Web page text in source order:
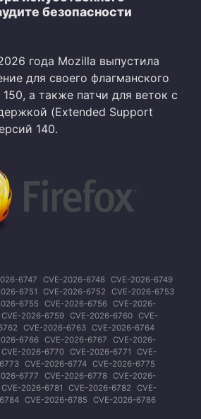
безопасности
года Mozilla выпустила
для своего флагманского
а также патчи для веток с
(Extended Support
140.
6747 CVE-2026-6748 CVE-2026-6749
6751 CVE-2026-6752
CVE-2026-6753
6755 CVE-2026-6756 CVE-2026-
CVE-2026-6759 CVE-2026-6760 CVE-
CVE-2026-6763 CVE-2026-6764
6766 CVE-2026-6767
CVE-2026-
CVE-2026-6770 CVE-2026-6771
CVE-
CVE-2026-6774 CVE-2026-6775
6777 CVE-2026-6778 CVE-2026-
CVE-2026-6781 CVE-2026-6782
CVE-
CVE-2026-6785 CVE-2026-6786